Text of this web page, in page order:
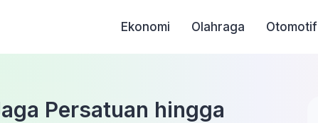
Ekonomi Olahraga Otomotif
Persatuan hingga